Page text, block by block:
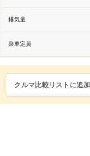
排気量
乗車定員
クルマ比較リストに追加